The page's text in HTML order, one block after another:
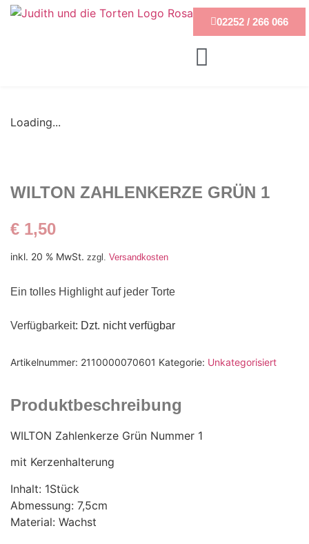
02252 / 266 066
Loading...
WILTON ZAHLENKERZE GRÜN 1
€ 1,50
inkl. 20 % MwSt. zzgl. Versandkosten
Ein tolles Highlight auf jeder Torte
Verfügbarkeit: Dzt. nicht verfügbar
Artikelnummer: 2110000070601 Kategorie: Unkategorisiert
Produktbeschreibung
WILTON Zahlenkerze Grün Nummer 1
mit Kerzenhalterung
Inhalt: 1Stück
Abmessung: 7,5cm
Material: Wachst